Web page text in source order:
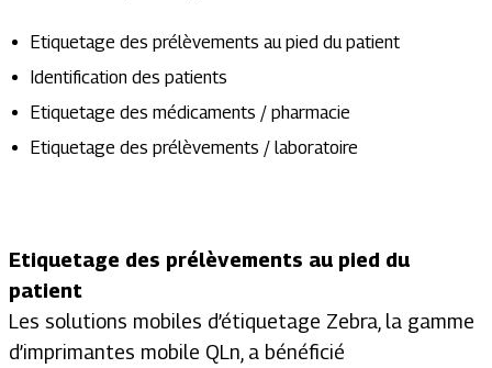
Etiquetage des prélèvements au pied du patient
Identification des patients
Etiquetage des médicaments / pharmacie
Etiquetage des prélèvements / laboratoire
Etiquetage des prélèvements au pied du
patient
Les solutions mobiles d’étiquetage Zebra, la gamme
d’imprimantes mobile QLn, a bénéficié